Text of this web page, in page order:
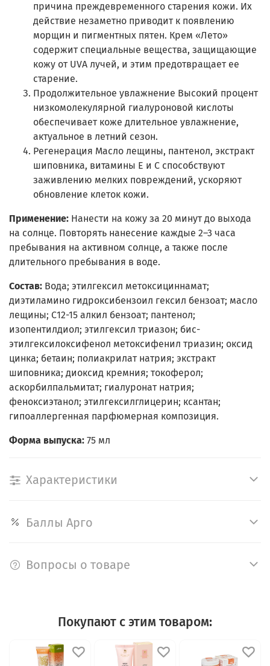
причина преждевременного старения кожи. Их
действие незаметно приводит к появлению
морщин и пигментных пятен. Крем «Лето»
содержит специальные вещества, защищающие
кожу от UVA лучей, и этим предотвращает ее
старение.
Продолжительное увлажнение Высокий процент
низкомолекулярной гиалуроновой кислоты
обеспечивает коже длительное увлажнение,
актуальное в летний сезон.
Регенерация Масло лещины, пантенол, экстракт
шиповника, витамины Е и С способствуют
заживлению мелких повреждений, ускоряют
обновление клеток кожи.
Применение: Нанести на кожу за 20 минут до выхода
на солнце. Повторять нанесение каждые 2–3 часа
пребывания на активном солнце, а также после
длительного пребывания в воде.
Состав: Вода; этилгексил метоксициннамат;
диэтиламино гидроксибензоил гексил бензоат; масло
лещины; С12-15 алкил бензоат; пантенол;
изопентилдиол; этилгексил триазон; бис-
этилгексилоксифенол метоксифенил триазин; оксид
цинка; бетаин; полиакрилат натрия; экстракт
шиповника; диоксид кремния; токоферол;
аскорбилпальмитат; гиалуронат натрия;
феноксиэтанол; этилгексилглицерин; ксантан;
гипоаллергенная парфюмерная композиция.
Форма выпуска: 75 мл
Характеристики
Баллы Арго
Вопросы о товаре
Покупают с этим товаром: